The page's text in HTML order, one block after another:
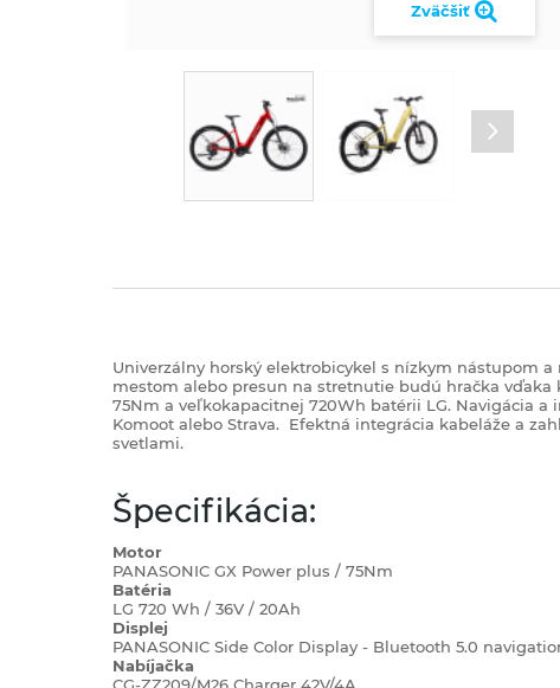
Zväčšiť
Univerzálny horský elektrobicykel s nízkym nástupom
mestom alebo presun na stretnutie budú hračka
75Nm a veľkokapacitnej 720Wh batérii LG. Navigácia
Komoot alebo Strava. Efektná integrácia kabeláže a
svetlami.
Špecifikácia:
Motor
PANASONIC GX Power plus / 75Nm
Batéria
LG 720 Wh / 36V / 20Ah
Displej
PANASONIC Side Color Display - Bluetooth 5.0
Nabíjačka